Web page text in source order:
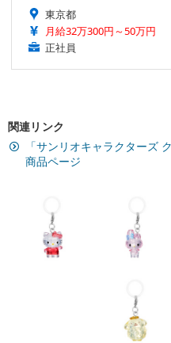
東京都
月給32万300円～50万円
正社員
関連リンク
「サンリオキャラクターズ
商品ページ